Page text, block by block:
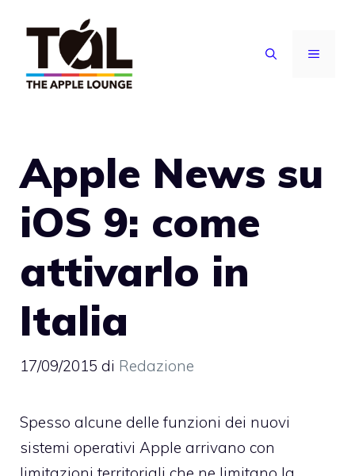
contenuto
MENU
Apple News su
iOS 9: come
attivarlo in
Italia
17/09/2015 di Redazione
Spesso alcune delle funzioni dei nuovi
sistemi operativi Apple arrivano con